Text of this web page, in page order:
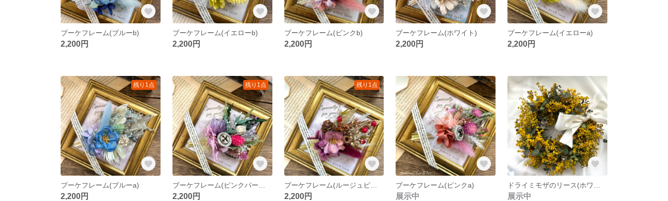
ブーケフレーム(ブルーb)
2,200円
ブーケフレーム(イエローb)
2,200円
ブーケフレーム(ピンクb)
2,200円
ブーケフレーム(ホワイト)
2,200円
ブーケフレーム(イエローa)
2,200円
残り1点
ブーケフレーム(ブルーa)
2,200円
残り1点
2,200円
残り1点
ブーケフレーム(ルージュピンク)
2,200円
ブーケフレーム(ピンクa)
展示中 展示中